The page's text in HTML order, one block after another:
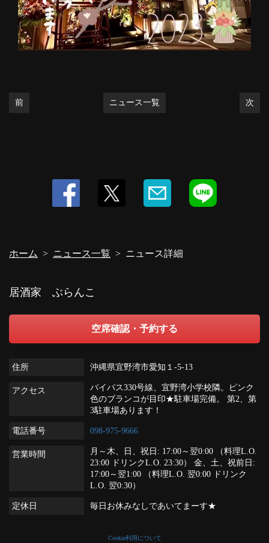
前 ニュース一覧 次
ホーム ニュース一覧 ニュース詳細
沖縄県宜野湾市愛知１‐5‐13
https://buranco.owst.jp/blogs/3332157
お店情報をコピー
居酒家 ぶらんこ
空席確認・予約する
住所 沖縄県宜野湾市愛知１‐5‐13
アクセス
バイパス330号線、宜野湾小学校隣。ピンク
色のブランコが目印★駐車場完備。 第2、第
3駐車場あります！
電話番号 098-975-9666
営業時間
月～木、日、祝日: 17:00～翌0:00 （料理L.O.
23:00 ドリンクL.O. 23:30） 金、土、祝前日:
17:00～翌1:00 （料理L.O. 翌0:00 ドリンク
L.O. 翌0:30）
定休日 毎日お休みなしであいてまーす★
Cookie利用について